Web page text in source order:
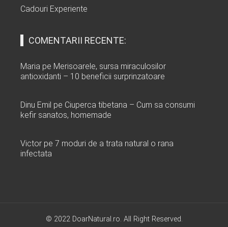
Cadouri Experiente
COMENTARII RECENTE:
Maria pe Merisoarele, sursa miraculosilor
antioxidanti – 10 beneficii surprinzatoare
Dinu Emil pe Ciuperca tibetana – Cum sa consumi
kefir sanatos, homemade
Victor pe 7 moduri de a trata natural o rana
infectata
© 2022 DoarNatural.ro. All Right Reserved.